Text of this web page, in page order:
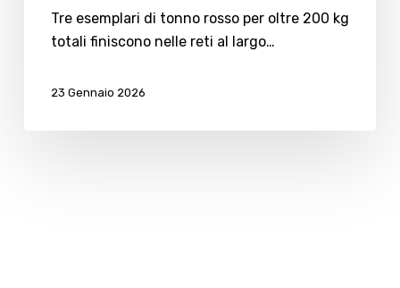
Tre esemplari di tonno rosso per oltre 200 kg
totali finiscono nelle reti al largo…
23 Gennaio 2026